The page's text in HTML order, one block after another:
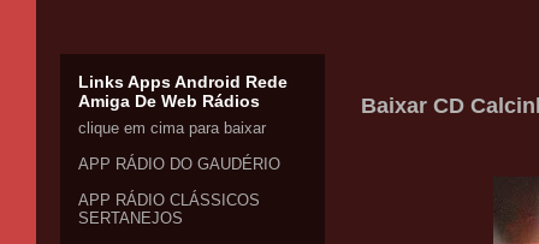
Baixar CD
Links Apps Android Rede
Amiga De Web Rádios
clique em cima para baixar
APP RÁDIO DO GAUDÉRIO
APP RÁDIO CLÁSSICOS
SERTANEJOS